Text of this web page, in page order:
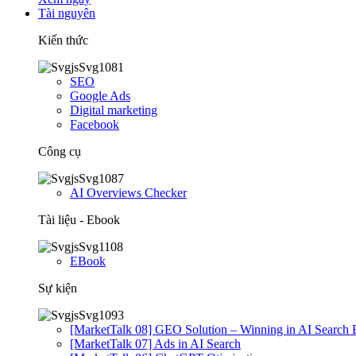
Tài nguyên
Kiến thức
SEO
Google Ads
Digital marketing
Facebook
Công cụ
AI Overviews Checker
Tài liệu - Ebook
EBook
Sự kiện
[MarketTalk 08] GEO Solution – Winning in AI Search
[MarketTalk 07] Ads in AI Search